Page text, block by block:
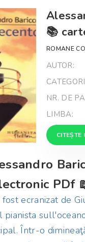
📚
ROMANE
AUTOR:
NR. DE
LIMBA:
CITEȘTE
PDf
fost ecranizat de
pianista
Într-o